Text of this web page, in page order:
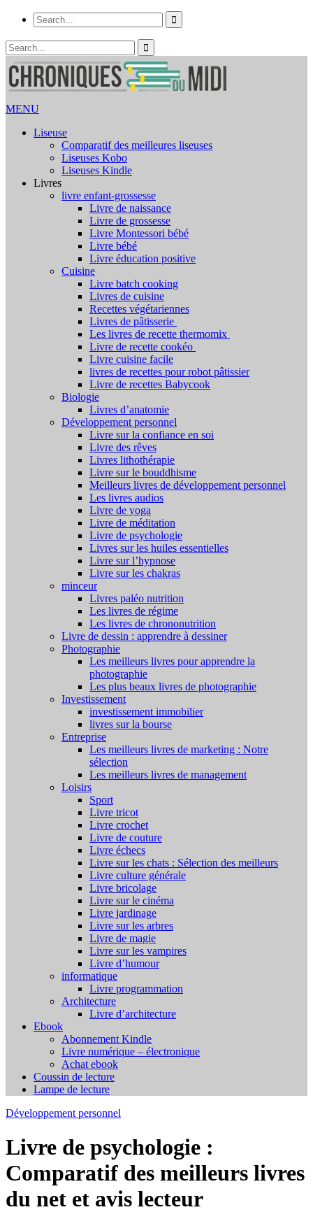
MENU
Liseuse
Comparatif des meilleures liseuses
Liseuses Kobo
Liseuses Kindle
Livres
livre enfant-grossesse
Livre de naissance
Livre de grossesse
Livre Montessori bébé
Livre bébé
Livre éducation positive
Cuisine
Livre batch cooking
Livres de cuisine
Recettes végétariennes
Livres de pâtisserie
Les livres de recette thermomix
Livre de recette cookéo
Livre cuisine facile
livres de recettes pour robot pâtissier
Livre de recettes Babycook
Biologie
Livres d’anatomie
Développement personnel
Livre sur la confiance en soi
Livre des rêves
Livres lithothérapie
Livre sur le bouddhisme
Meilleurs livres de développement personnel
Les livres audios
Livre de yoga
Livre de méditation
Livre de psychologie
Livres sur les huiles essentielles
Livre sur l’hypnose
Livre sur les chakras
minceur
Livres paléo nutrition
Les livres de régime
Les livres de chrononutrition
Livre de dessin : apprendre à dessiner
Photographie
Les meilleurs livres pour apprendre la
photographie
Les plus beaux livres de photographie
Investissement
investissement immobilier
livres sur la bourse
Entreprise
Les meilleurs livres de marketing : Notre
sélection
Les meilleurs livres de management
Loisirs
Sport
Livre tricot
Livre crochet
Livre de couture
Livre échecs
Livre sur les chats : Sélection des meilleurs
Livre culture générale
Livre bricolage
Livre sur le cinéma
Livre jardinage
Livre sur les arbres
Livre de magie
Livre sur les vampires
Livre d’humour
informatique
Livre programmation
Architecture
Livre d’architecture
Ebook
Abonnement Kindle
Livre numérique – électronique
Achat ebook
Coussin de lecture
Lampe de lecture
Développement personnel
Livre de psychologie :
Comparatif des meilleurs livres
du net et avis lecteur